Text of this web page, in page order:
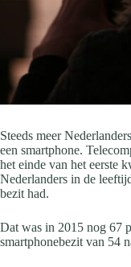
Steeds meer
een smartphone.
het einde van het eerste
Nederlanders in de
bezit had.
Dat was in 2015 nog 67
smartphonebezit van 54